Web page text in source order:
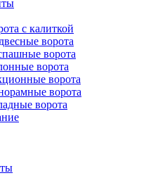
с калиткой
ворота
ворота
ворота
ворота
ворота
ворота